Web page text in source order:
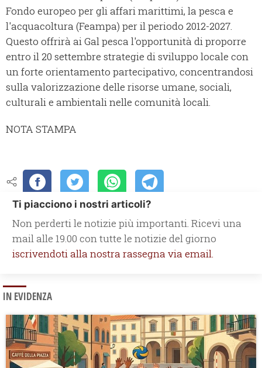
Fondo europeo per gli affari marittimi, la pesca e
l'acquacoltura (Feampa) per il periodo 2012-2027.
Questo offrirà ai Gal pesca l'opportunità di proporre
entro il 20 settembre strategie di sviluppo locale con
un forte orientamento partecipativo, concentrandosi
sulla valorizzazione delle risorse umane, sociali,
culturali e ambientali nelle comunità locali.
NOTA STAMPA
Ti piacciono i nostri articoli?
Non perderti le notizie più importanti. Ricevi una
mail alle 19.00 con tutte le notizie del giorno
iscrivendoti alla nostra rassegna via email.
IN EVIDENZA